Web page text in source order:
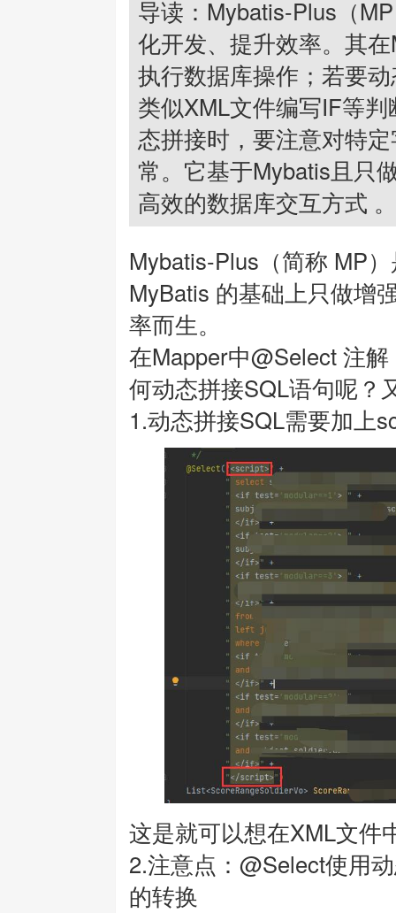
导读：Mybatis-Plus（
化开发、提升效率。其
执行数据库操作；若要
类似XML文件编写IF等
态拼接时，要注意对特
常。它基于Mybatis且只
高效的数据库交互方式 。
Mybatis-Plus（简称 MP
MyBatis 的基础上只做增
率而生。
在Mapper中@Select 注
何动态拼接SQL语句呢？
1.动态拼接SQL需要加上
这是就可以想在XML文件
2.注意点：@Select使用
的转换